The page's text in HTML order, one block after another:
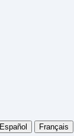
Español Français